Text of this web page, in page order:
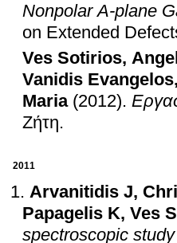
Nonpolar A-plane
on Extended
Ves Sotirios,
Vanidis Evangelos
Maria (2012).
Ζήτη.
2011
Arvanitidis J,
Papagelis K, Ves S
spectroscopic